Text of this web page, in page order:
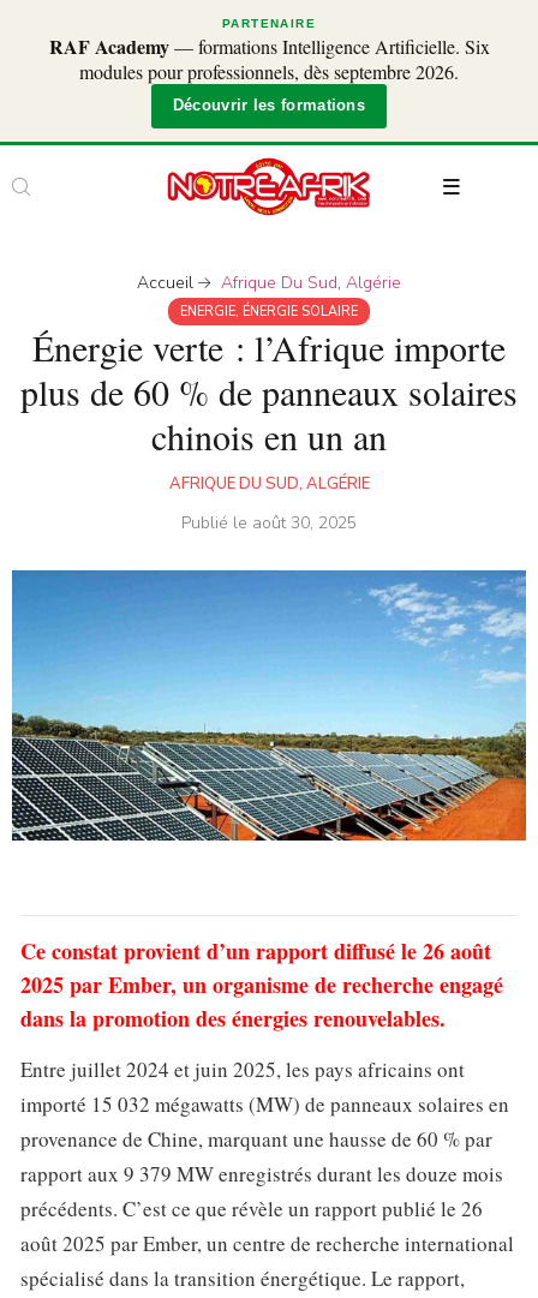
PARTENAIRE
RAF Academy— formations Intelligence Artificielle. Six
modules pour professionnels, dès septembre 2026.
Découvrir les formations
Accueil Afrique Du Sud, Algérie
ENERGIE, ÉNERGIE SOLAIRE
Énergie verte : l’Afrique importe
plus de 60 % de panneaux solaires
chinois en un an
AFRIQUE DU SUD, ALGÉRIE
Publié le août 30, 2025
Ce constat provient d’un rapport diffusé le 26 août
2025 par Ember, un organisme de recherche engagé
dans la promotion des énergies renouvelables.
Entre juillet 2024 et juin 2025, les pays africains ont
importé 15 032 mégawatts (MW) de panneaux solaires en
provenance de Chine, marquant une hausse de 60 % par
rapport aux 9 379 MW enregistrés durant les douze mois
précédents. C’est ce que révèle un rapport publié le 26
août 2025 par Ember, un centre de recherche international
spécialisé dans la transition énergétique. Le rapport,